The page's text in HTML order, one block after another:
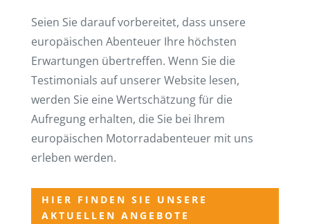
Seien Sie darauf vorbereitet, dass unsere
europäischen Abenteuer Ihre höchsten
Erwartungen übertreffen. Wenn Sie die
Testimonials auf unserer Website lesen,
werden Sie eine Wertschätzung für die
Aufregung erhalten, die Sie bei Ihrem
europäischen Motorradabenteuer mit uns
erleben werden.
HIER FINDEN SIE UNSERE
AKTUELLEN ANGEBOTE